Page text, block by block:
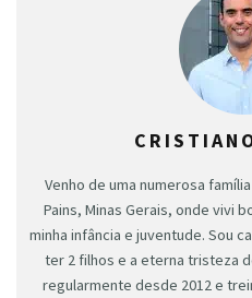
Venho de uma numerosa
Pains, Minas Gerais, onde vivi
minha infância e juventude. Sou
ter 2 filhos e a eterna tristeza
regularmente desde 2012 e